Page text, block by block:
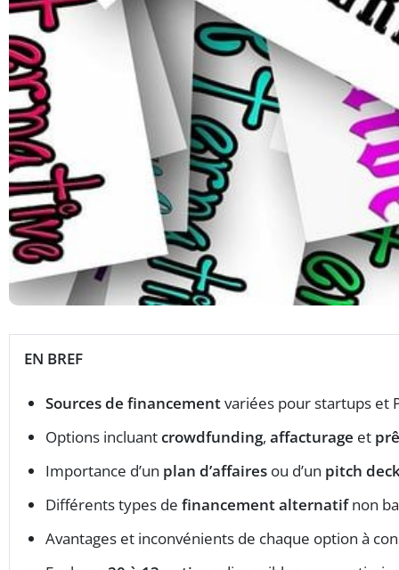
EN BREF
Sources de financementvariées pour startups et
Options incluantcrowdfunding, affacturage et
Importance d’un plan d’affaires ou d’un pitch
Différents types de financement alternatifnon
Avantages et inconvénients de chaque option à